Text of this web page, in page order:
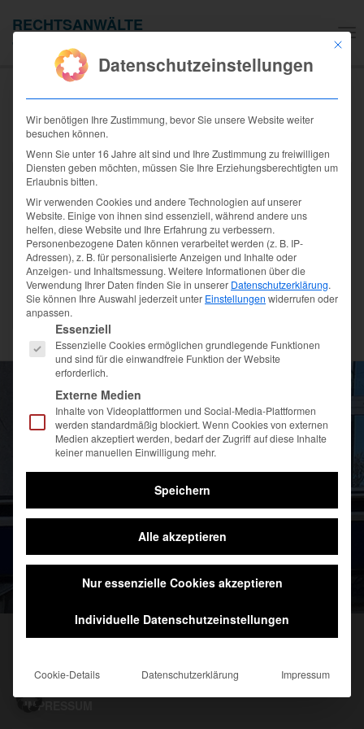
RECHTSANWÄLTE
JAROFKE & BRANDT-JAROFKE
bank-note-euro-bills-
paper-money-63635
IMPRESSUM
Mit
Datenschutzeinstellungen
Wir benötigen Ihre Zustimmung, bevor Sie unsere Website weiter
besuchen können.
Wenn Sie unter 16 Jahre alt sind und Ihre Zustimmung zu freiwilligen
Diensten geben möchten, müssen Sie Ihre Erziehungsberechtigten um
Erlaubnis bitten.
Wir verwenden Cookies und andere Technologien auf unserer
Website. Einige von ihnen sind essenziell, während andere uns
helfen, diese Website und Ihre Erfahrung zu verbessern.
Personenbezogene Daten können verarbeitet werden (z. B. IP-
Adressen), z. B. für personalisierte Anzeigen und Inhalte oder
Anzeigen- und Inhaltsmessung. Weitere Informationen über die
Verwendung Ihrer Daten finden Sie in unserer Datenschutzerklärung.
Sie können Ihre Auswahl jederzeit unter Einstellungen widerrufen oder
anpassen.
Es folgt eine Liste der Service-Gruppen, für die eine
Essenziell
Essenzielle Cookies ermöglichen grundlegende Funktionen
und sind für die einwandfreie Funktion der Website
erforderlich.
Externe Medien
Inhalte von Videoplattformen und Social-Media-Plattformen
werden standardmäßig blockiert. Wenn Cookies von externen
Medien akzeptiert werden, bedarf der Zugriff auf diese Inhalte
keiner manuellen Einwilligung mehr.
Speichern
Alle akzeptieren
Nur essenzielle Cookies akzeptieren
Individuelle Datenschutzeinstellungen
Cookie-Details Datenschutzerklärung Impressum